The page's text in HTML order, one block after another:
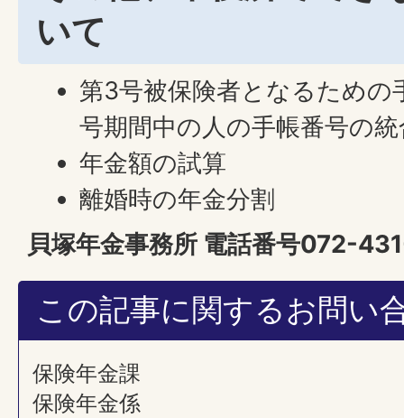
いて
第3号被保険者となるための
号期間中の人の手帳番号の
年金額の試算
離婚時の年金分割
貝塚年金事務所 電話番号072-
この記事に関するお問い
保険年金課
保険年金係